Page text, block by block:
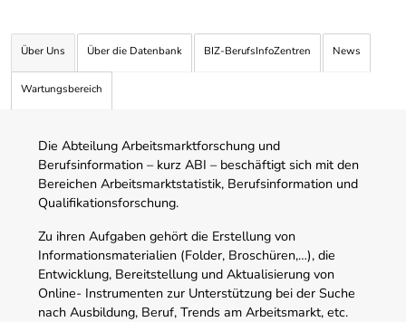
Über Uns Über die Datenbank BIZ-BerufsInfoZentren News
Wartungsbereich
Die Abteilung Arbeitsmarktforschung und
Berufsinformation – kurz ABI – beschäftigt sich mit den
Bereichen Arbeitsmarktstatistik, Berufsinformation und
Qualifikationsforschung.
Zu ihren Aufgaben gehört die Erstellung von
Informationsmaterialien (Folder, Broschüren,…), die
Entwicklung, Bereitstellung und Aktualisierung von
Online- Instrumenten zur Unterstützung bei der Suche
nach Ausbildung, Beruf, Trends am Arbeitsmarkt, etc.